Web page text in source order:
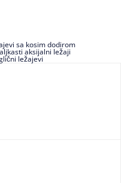
sa kosim dodirom
aksijalni ležaji
ležajevi